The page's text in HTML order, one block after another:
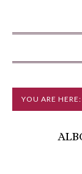
YOU ARE HERE: